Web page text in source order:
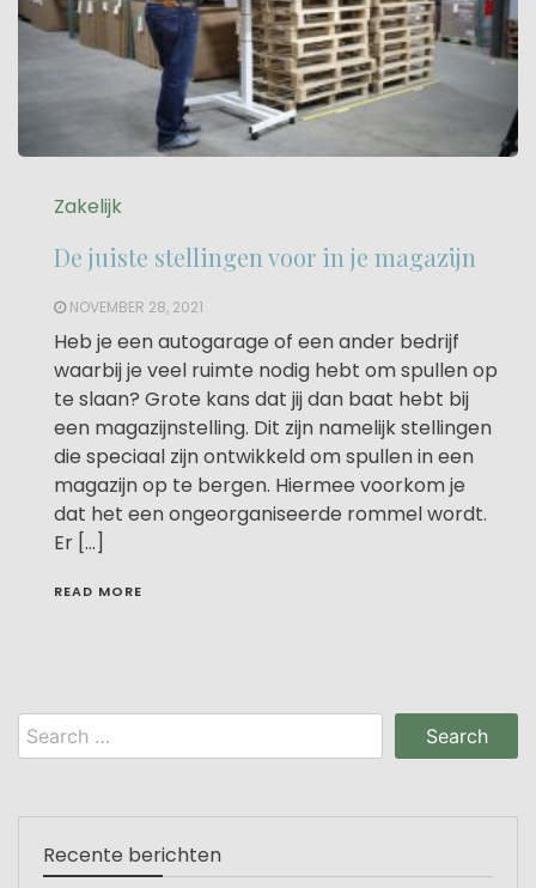
Zakelijk
De juiste stellingen voor in je magazijn
NOVEMBER 28, 2021
Heb je een autogarage of een ander bedrijf
waarbij je veel ruimte nodig hebt om spullen op
te slaan? Grote kans dat jij dan baat hebt bij
een magazijnstelling. Dit zijn namelijk stellingen
die speciaal zijn ontwikkeld om spullen in een
magazijn op te bergen. Hiermee voorkom je
dat het een ongeorganiseerde rommel wordt.
Er […]
READ MORE
Search
for:
Recente berichten